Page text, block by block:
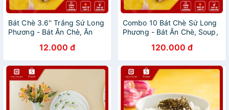
Bát Chè 3.6'' Trắng Sứ Long
Phương - Bát Ăn Chè, Ăn
12.000 đ
Combo 10 Bát Chè Sứ Long
Phương - Bát Ăn Chè, Soup,
120.000 đ